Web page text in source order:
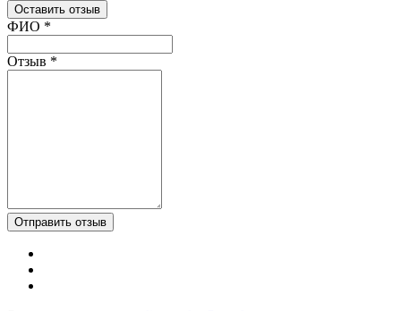
Оставить отзыв
Ваш отзыв был отправлен!
ФИО *
Отзыв *
Отправить отзыв